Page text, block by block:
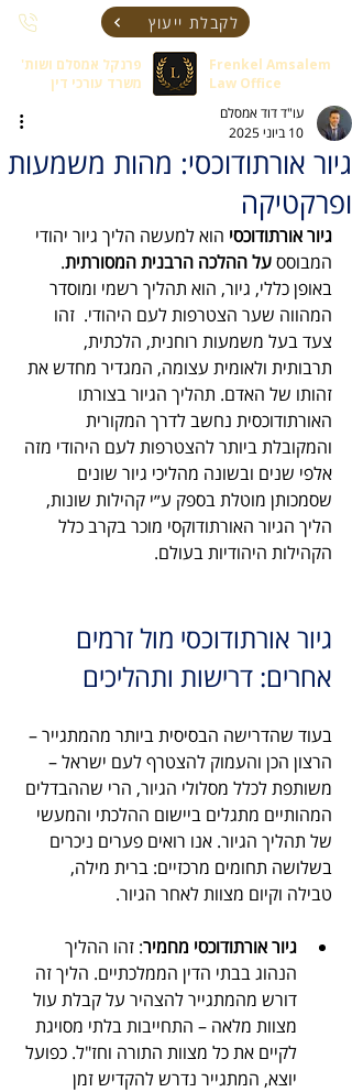
לקבלת ייעוץ
פרנקל אמסלם ושות'
משרד עורכי דין
Frenkel Amsalem
Law Office
גיור אורתודוכסי: מהות משמעות
ופרקטיקה
עו"ד דוד אמסלם
10 ביוני 2025
גיור אורתודוכסי הוא למעשה הליך גיור יהודי
המבוסס על ההלכה הרבנית המסורתית.
באופן כללי, גיור, הוא תהליך רשמי ומוסדר
המהווה שער הצטרפות לעם היהודי.  זהו
צעד בעל משמעות רוחנית, הלכתית,
תרבותית ולאומית עצומה, המגדיר מחדש את
זהותו של האדם. תהליך הגיור בצורתו
האורתודוכסית נחשב לדרך המקורית
והמקובלת ביותר להצטרפות לעם היהודי מזה
אלפי שנים ובשונה מהליכי גיור שונים
שסמכותן מוטלת בספק ע״י קהילות שונות,
הליך הגיור האורתודוקסי מוכר בקרב כלל
הקהילות היהודיות בעולם.
גיור אורתודוכסי מול זרמים
אחרים: דרישות ותהליכים
בעוד שהדרישה הבסיסית ביותר מהמתגייר –
הרצון הכן והעמוק להצטרף לעם ישראל –
משותפת לכלל מסלולי הגיור, הרי שההבדלים
המהותיים מתגלים ביישום ההלכתי והמעשי
של תהליך הגיור. אנו רואים פערים ניכרים
בשלושה תחומים מרכזיים: ברית מילה,
טבילה וקיום מצוות לאחר הגיור.
גיור אורתודוכסי מחמיר: זהו ההליך
הנהוג בבתי הדין הממלכתיים. הליך זה
דורש מהמתגייר להצהיר על קבלת עול
מצוות מלאה – התחייבות בלתי מסויגת
לקיים את כל מצוות התורה וחז"ל. כפועל
יוצא, המתגייר נדרש להקדיש זמן